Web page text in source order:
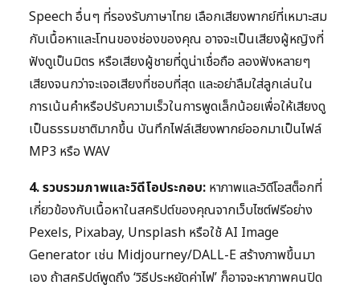
Speech อื่นๆ ที่รองรับภาษาไทย เลือกเสียงพากย์ที่เหมาะสม
กับเนื้อหาและโทนของช่องของคุณ อาจจะเป็นเสียงผู้หญิงที่
ฟังดูเป็นมิตร หรือเสียงผู้ชายที่ดูน่าเชื่อถือ ลองฟังหลายๆ
เสียงจนกว่าจะเจอเสียงที่ชอบที่สุด และอย่าลืมใส่ลูกเล่นใน
การเน้นคำหรือปรับความเร็วในการพูดเล็กน้อยเพื่อให้เสียงดู
เป็นธรรมชาติมากขึ้น บันทึกไฟล์เสียงพากย์ออกมาเป็นไฟล์
MP3 หรือ WAV
4. รวบรวมภาพและวิดีโอประกอบ: หาภาพและวิดีโอสต็อกที่
เกี่ยวข้องกับเนื้อหาในสคริปต์ของคุณจากเว็บไซต์ฟรีอย่าง
Pexels, Pixabay, Unsplash หรือใช้ AI Image
Generator เช่น Midjourney/DALL-E สร้างภาพขึ้นมา
เอง ถ้าสคริปต์พูดถึง ‘วิธีประหยัดค่าไฟ’ ก็อาจจะหาภาพคนปิด